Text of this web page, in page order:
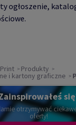
ogłoszenie,
Print Produkty
i kartony graficzne
otrzymywać
oferty!